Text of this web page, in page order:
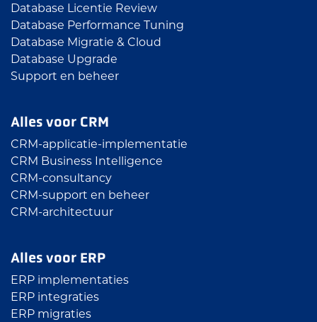
Database Licentie Review
Database Performance Tuning
Database Migratie & Cloud
Database Upgrade
Support en beheer
Alles voor CRM
CRM-applicatie-implementatie
CRM Business Intelligence
CRM-consultancy
CRM-support en beheer
CRM-architectuur
Alles voor ERP
ERP implementaties
ERP integraties
ERP migraties